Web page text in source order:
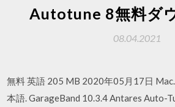
Autotune 8無料ダ
08.04.2021
無料 英語 205 MB 2020年05月17日
本語. GarageBand 10.3.4 Antares Auto-